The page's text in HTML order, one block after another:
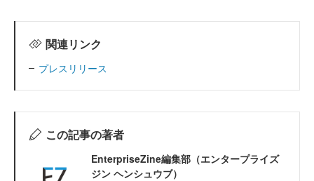
関連リンク
プレスリリース
この記事の著者
EnterpriseZine編集部（エンタープライズ
ジン ヘンシュウブ）